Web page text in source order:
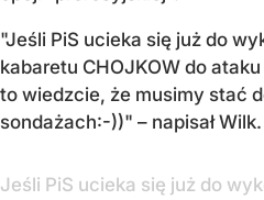
"Jeśli PiS ucieka się już do
kabaretu CHOJKOW do
to wiedzcie, że musimy stać
sondażach:-))" – napisał Wilk.
Jeśli PiS ucieka się już do